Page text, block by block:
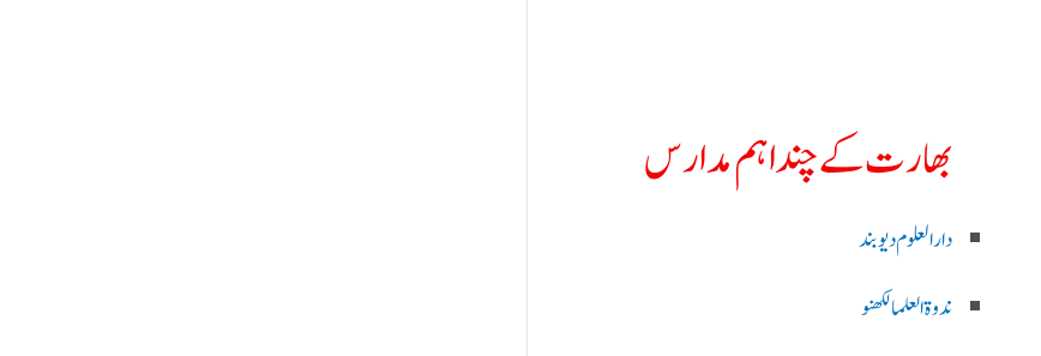
بھارت کے چند اہم مدارس
دارالعلوم دیوبند
ندوۃالعلما لکھنو